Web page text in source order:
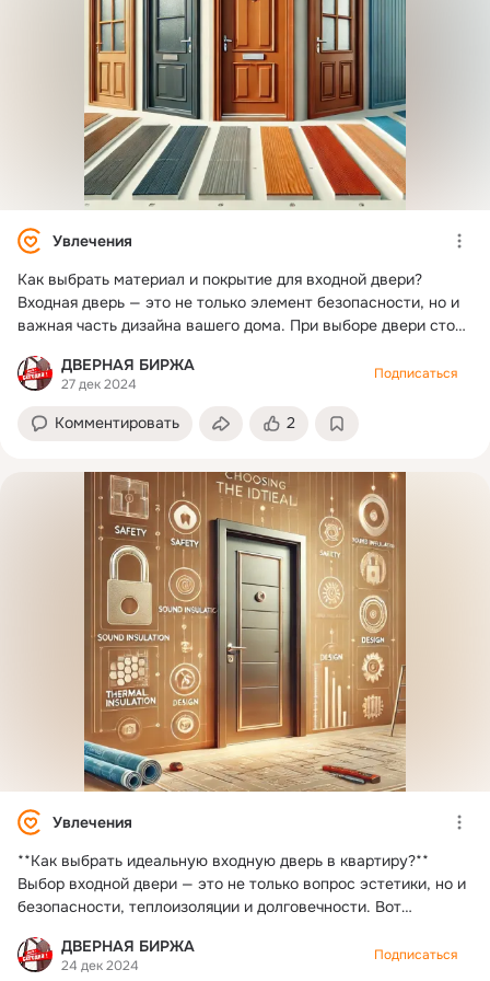
Увлечения
Как выбрать материал и покрытие для входной двери?
Входная дверь — это не только элемент безопасности, но и
важная часть дизайна вашего дома. При выборе двери стоит
обеспечат долговечность, эстетический вид и защиту от
внешних факторов. Вот несколько рекомендаций: 1.
Материалы: - Дерево: Классический и экологичный вариант.
Стальные двери обеспечивают высокий уровень
безопасности и прочности. Они устойчивы к внешним
воздействиям, но могут быть подвержены коррозии,
поэтому важно выбирать двери с защитным покрытием. -
Пластик (ПВХ
ДВЕРНАЯ БИРЖА
27 дек 2024
Подписаться
Комментировать 2
Увлечения
**Как выбрать идеальную входную дверь в квартиру?**
Выбор входной двери — это не только вопрос эстетики, но и
безопасности, теплоизоляции и долговечности. Вот
внимание при покупке: 1. **Материал**: - **Металлические
двери**: Обеспечивают высокую степень безопасности. Они
ДВЕРНАЯ БИРЖА
24 дек 2024
Подписаться